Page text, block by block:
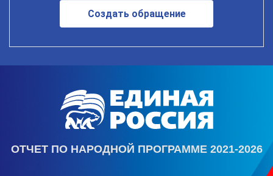
Создать обращение
ОТЧЕТ ПО НАРОДНОЙ ПРОГРАММЕ 2021-2026